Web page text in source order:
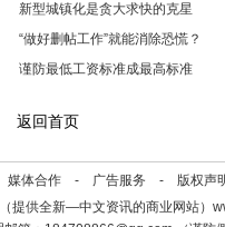
新型城镇化是贪大求快的克星
“做好删帖工作”就能消除恐慌？
谨防最低工资标准成最高标准
返回首页
媒体合作 - 广告服务 - 版权声
提供全新—中文资讯的商业网站）